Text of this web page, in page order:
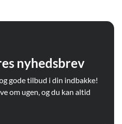
nyhedsbrev
gode tilbud i din indbakke!
om ugen, og du kan altid